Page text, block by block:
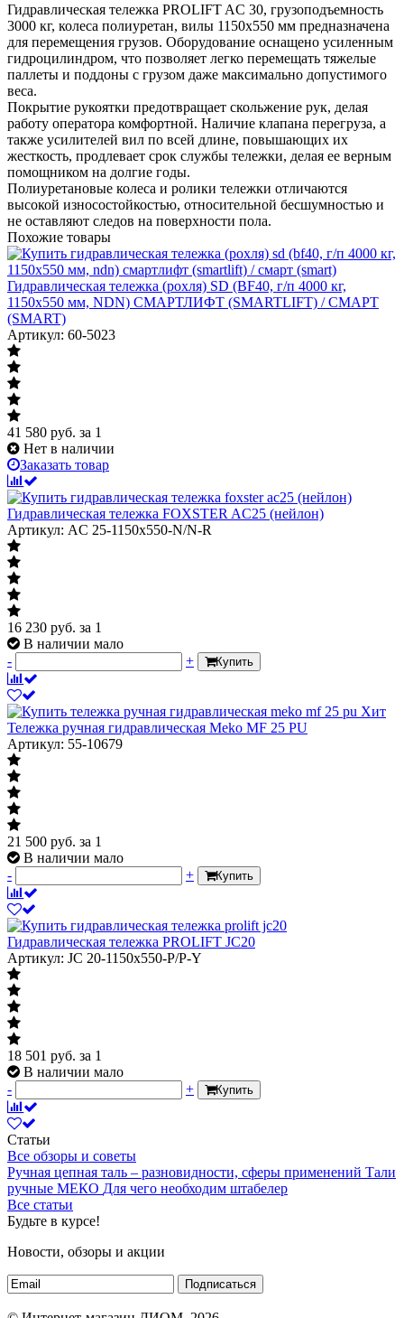
Гидравлическая тележка PROLIFT AC 30, грузоподъемность
3000 кг, колеса полиуретан, вилы 1150x550 мм предназначена
для перемещения грузов. Оборудование оснащено усиленным
гидроцилиндром, что позволяет легко перемещать тяжелые
паллеты и поддоны с грузом даже максимально допустимого
веса.
Покрытие рукоятки предотвращает скольжение рук, делая
работу оператора комфортной. Наличие клапана перегруза, а
также усилителей вил по всей длине, повышающих их
жесткость, продлевает срок службы тележки, делая ее верным
помощником на долгие годы.
Полиуретановые колеса и ролики тележки отличаются
высокой износостойкостью, относительной бесшумностью и
не оставляют следов на поверхности пола.
Похожие товары
Гидравлическая тележка (рохля) SD (BF40, г/п 4000 кг,
1150x550 мм, NDN) СМАРТЛИФТ (SMARTLIFT) / СМАРТ
(SMART)
Артикул: 60-5023
41 580 руб. за 1
Нет в наличии
Заказать товар
Гидравлическая тележка FOXSTER AC25 (нейлон)
Артикул: AC 25-1150x550-N/N-R
16 230 руб. за 1
В наличии мало
-
+ Купить
Хит
Тележка ручная гидравлическая Meko MF 25 PU
Артикул: 55-10679
21 500 руб. за 1
В наличии мало
-
+ Купить
Гидравлическая тележка PROLIFT JC20
Артикул: JC 20-1150x550-P/P-Y
18 501 руб. за 1
В наличии мало
-
+ Купить
Статьи
Все обзоры и советы
Ручная цепная таль – разновидности, сферы применений Тали
ручные МЕКО Для чего необходим штабелер
Все статьи
Будьте в курсе!
Новости, обзоры и акции
Подписаться